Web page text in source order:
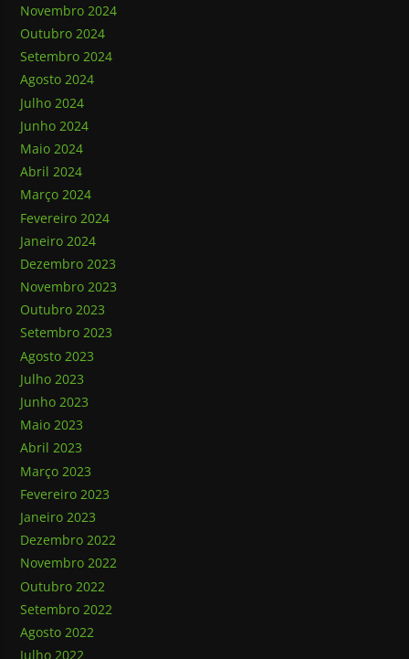
Novembro 2024
Outubro 2024
Setembro 2024
Agosto 2024
Julho 2024
Junho 2024
Maio 2024
Abril 2024
Março 2024
Fevereiro 2024
Janeiro 2024
Dezembro 2023
Novembro 2023
Outubro 2023
Setembro 2023
Agosto 2023
Julho 2023
Junho 2023
Maio 2023
Abril 2023
Março 2023
Fevereiro 2023
Janeiro 2023
Dezembro 2022
Novembro 2022
Outubro 2022
Setembro 2022
Agosto 2022
Julho 2022